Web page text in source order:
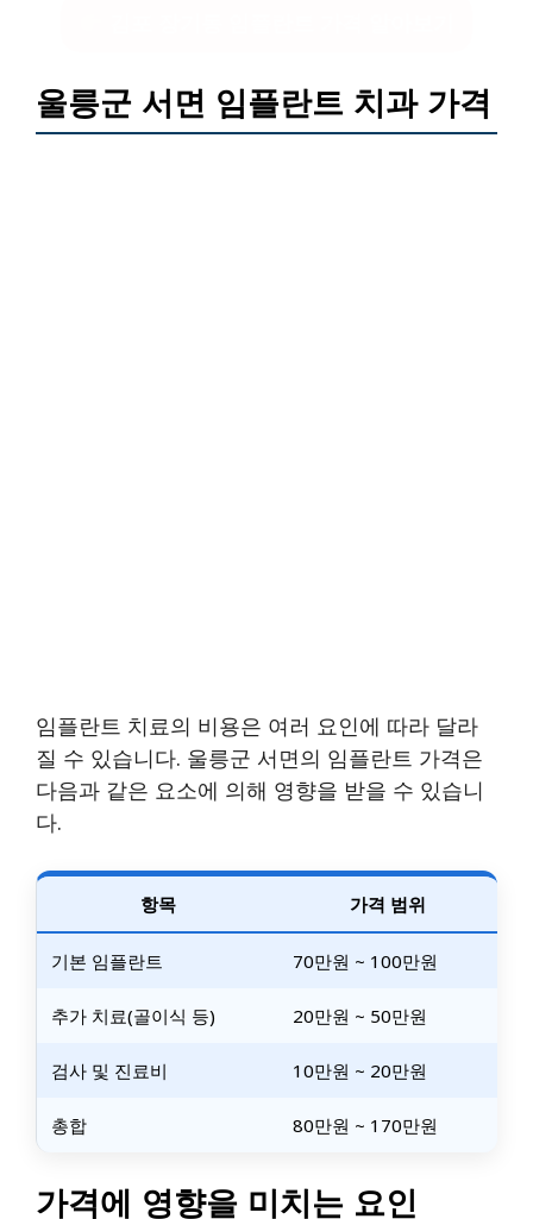
울릉군 서면 임플란트 치과 가격
임플란트 치료의 비용은 여러 요인에 따라 달라
질 수 있습니다. 울릉군 서면의 임플란트 가격은
다음과 같은 요소에 의해 영향을 받을 수 있습니
다.
항목 가격 범위
기본 임플란트 70만원 ~ 100만원
추가 치료(골이식 등) 20만원 ~ 50만원
검사 및 진료비 10만원 ~ 20만원
총합 80만원 ~ 170만원
가격에 영향을 미치는 요인